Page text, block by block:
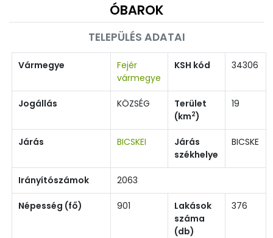
ÓBAROK
TELEPÜLÉS ADATAI
Vármegye
Fejér
vármegye
KSH kód 34306
Jogállás KÖZSÉG
Terület
(km2)
19
Járás BICSKEI
Járás
székhelye
BICSKE
Irányítószámok 2063
Népesség (fő) 901
Lakások
száma
(db)
376